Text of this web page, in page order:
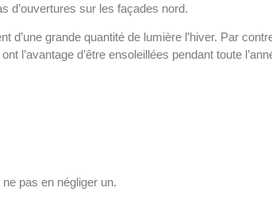
d’ouvertures sur les façades nord.
grande quantité de lumière l’hiver. Par
l’avantage d’être ensoleillées pendant toute
pas en négliger un.